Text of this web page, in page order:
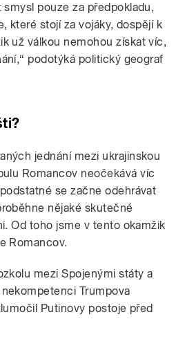
pouze za předpokladu,
které stojí za vojáky, dospějí k
už válkou nemohou získat víc,
podotýká politický geograf
jednání mezi ukrajinskou
Romancov neočekává víc
se začne odehrávat
nějaké skutečné
Od toho jsme v tento okamžik
Romancov.
mezi Spojenými státy a
Trumpova
Putinovy postoje před